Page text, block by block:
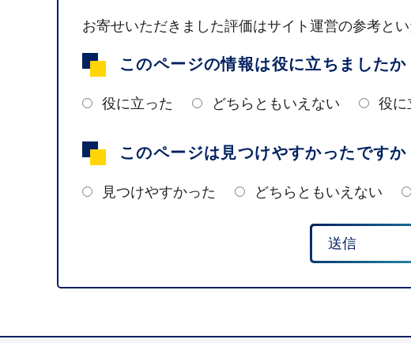
お寄せいただきました評価はサイト運営の参考とい
このページの情報は役に立ちましたか
役に立った どちらともいえない 役に
このページは見つけやすかったですか
見つけやすかった どちらともいえない